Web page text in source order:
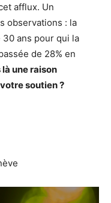
afflux. Un
observations : la
30 ans pour qui la
de 28% en
là une raison
soutien ?